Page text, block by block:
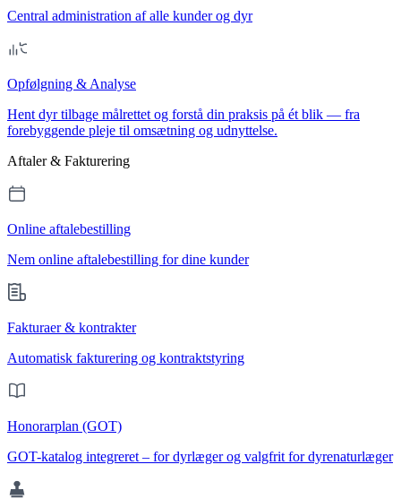
Central administration af alle kunder og dyr
Opfølgning & Analyse
Hent dyr tilbage målrettet og forstå din praksis på ét blik — fra
forebyggende pleje til omsætning og udnyttelse.
Aftaler & Fakturering
Online aftalebestilling
Nem online aftalebestilling for dine kunder
Fakturaer & kontrakter
Automatisk fakturering og kontraktstyring
Honorarplan (GOT)
GOT-katalog integreret – for dyrlæger og valgfrit for dyrenaturlæger